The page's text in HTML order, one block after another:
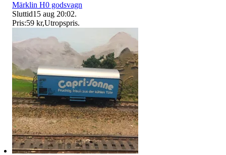
Märklin H0 godsvagn
Sluttid15 aug 20:02.
Pris:59 kr,Utropspris.